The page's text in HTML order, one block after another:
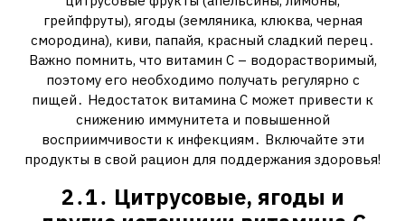
грейпфруты), ягоды (земляника, клюква, черная
смородина), киви, папайя, красный сладкий перец․
Важно помнить, что витамин С – водорастворимый,
поэтому его необходимо получать регулярно с
пищей․ Недостаток витамина С может привести к
снижению иммунитета и повышенной
восприимчивости к инфекциям․ Включайте эти
продукты в свой рацион для поддержания здоровья!
2․1․ Цитрусовые, ягоды и